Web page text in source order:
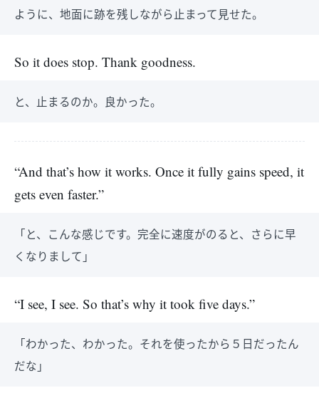
ように、地面に跡を残しながら止まって見せた。
So it does stop. Thank goodness.
と、止まるのか。良かった。
“And that’s how it works. Once it fully gains speed, it
gets even faster.”
「と、こんな感じです。完全に速度がのると、さらに早
くなりまして」
“I see, I see. So that’s why it took five days.”
「わかった、わかった。それを使ったから５日だったん
だな」